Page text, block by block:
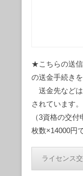
★こちらの送信
の送金手続き
送金先など
されています。
（3資格の交
枚数×14000円